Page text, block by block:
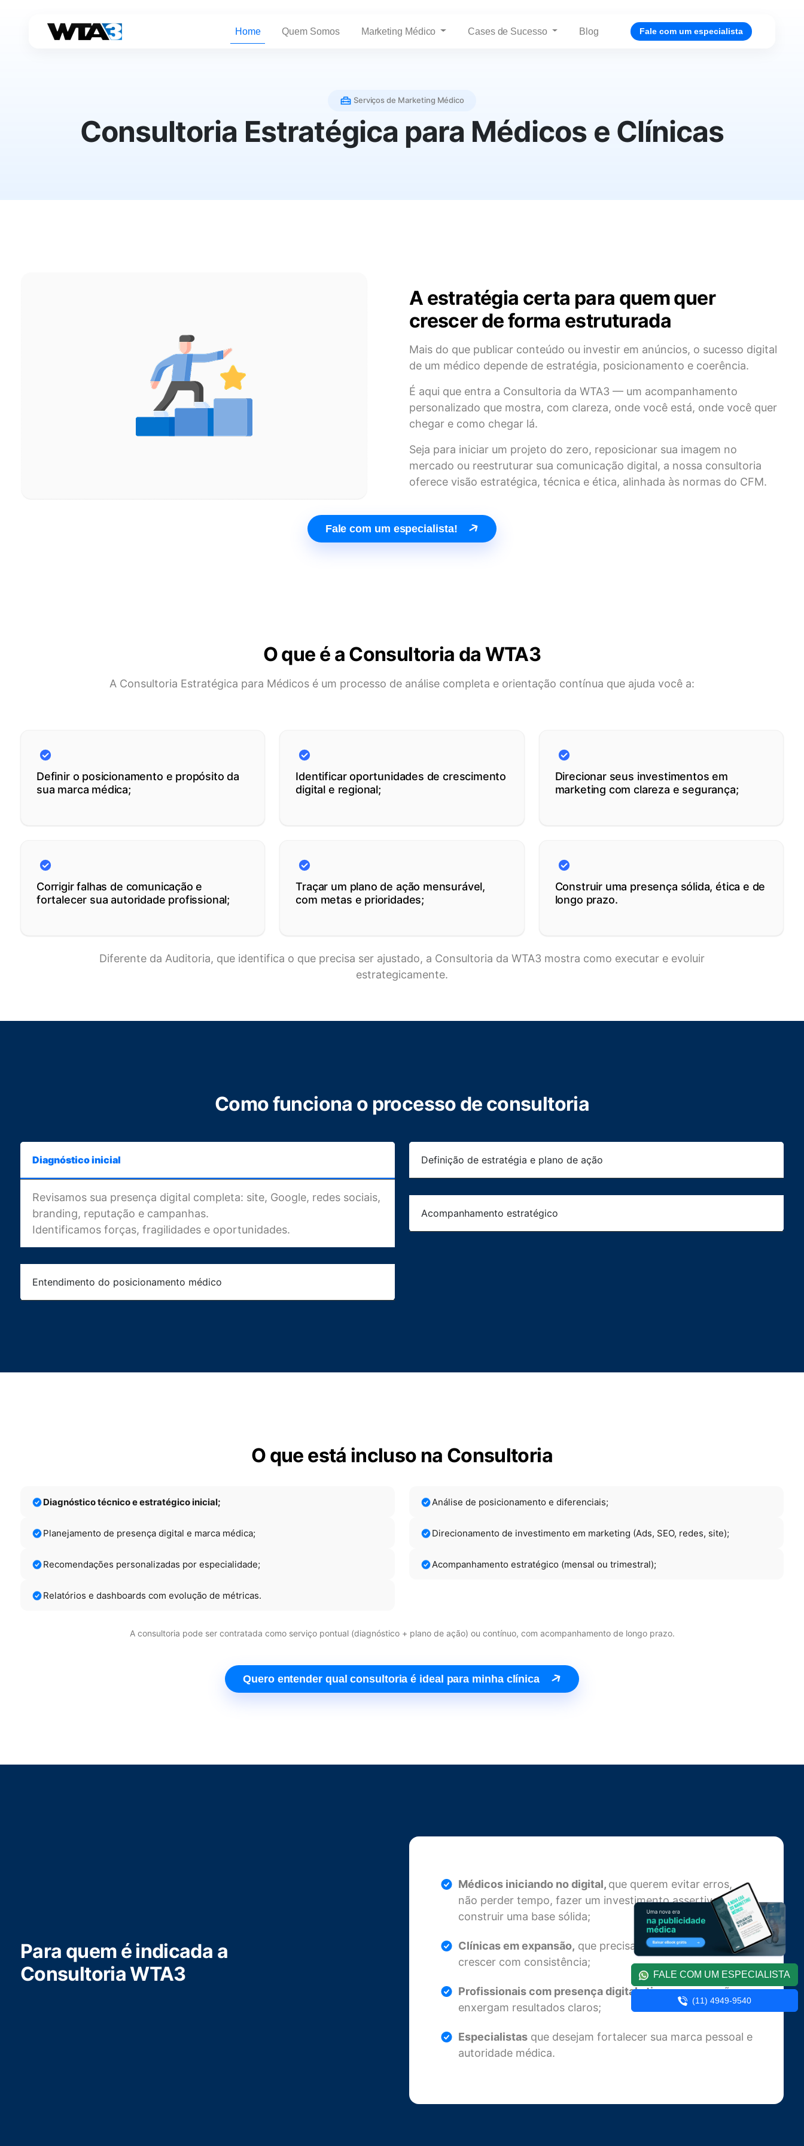
Home Quem Somos Marketing Médico Cases de Sucesso Blog Fale com um especialista
Serviços de Marketing Médico
Consultoria Estratégica para Médicos e Clínicas
A estratégia certa para quem quer
crescer de forma estruturada
Mais do que publicar conteúdo ou investir em anúncios, o sucesso digital
de um médico depende de estratégia, posicionamento e coerência.
É aqui que entra a Consultoria da WTA3 — um acompanhamento
personalizado que mostra, com clareza, onde você está, onde você quer
chegar e como chegar lá.
Seja para iniciar um projeto do zero, reposicionar sua imagem no
mercado ou reestruturar sua comunicação digital, a nossa consultoria
oferece visão estratégica, técnica e ética, alinhada às normas do CFM.
Fale com um especialista!
O que é a Consultoria da WTA3
A Consultoria Estratégica para Médicos é um processo de análise completa e orientação contínua que ajuda você a:
Definir o posicionamento e propósito da
sua marca médica;
Identificar oportunidades de crescimento
digital e regional;
Direcionar seus investimentos em
marketing com clareza e segurança;
Corrigir falhas de comunicação e
fortalecer sua autoridade profissional;
Traçar um plano de ação mensurável,
com metas e prioridades;
Construir uma presença sólida, ética e de
longo prazo.
Diferente da Auditoria, que identifica o que precisa ser ajustado, a Consultoria da WTA3 mostra como executar e evoluir
estrategicamente.
Como funciona o processo de consultoria
Diagnóstico inicial
Revisamos sua presença digital completa: site, Google, redes sociais,
branding, reputação e campanhas.
Identificamos forças, fragilidades e oportunidades.
Entendimento do posicionamento médico
Definição de estratégia e plano de ação
Acompanhamento estratégico
O que está incluso na Consultoria
Diagnóstico técnico e estratégico inicial;
Planejamento de presença digital e marca médica;
Recomendações personalizadas por especialidade;
Relatórios e dashboards com evolução de métricas.
Análise de posicionamento e diferenciais;
Direcionamento de investimento em marketing (Ads, SEO, redes, site);
Acompanhamento estratégico (mensal ou trimestral);
A consultoria pode ser contratada como serviço pontual (diagnóstico + plano de ação) ou contínuo, com acompanhamento de longo prazo.
Quero entender qual consultoria é ideal para minha clínica
Para quem é indicada a
Consultoria WTA3
Médicos iniciando no digital, que querem evitar erros,
não perder tempo, fazer um investimento assertivo e
construir uma base sólida;
Clínicas em expansão, que precisam de estratégia para
crescer com consistência;
Profissionais com presença digital ativa,mas que não
enxergam resultados claros;
Especialistasque desejam fortalecer sua marca pessoal e
autoridade médica.
FALE COM UM ESPECIALISTA
(11) 4949-9540